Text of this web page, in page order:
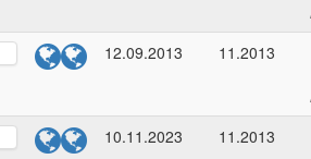
12.09.2013
11.2013
10.11.2023
11.2013